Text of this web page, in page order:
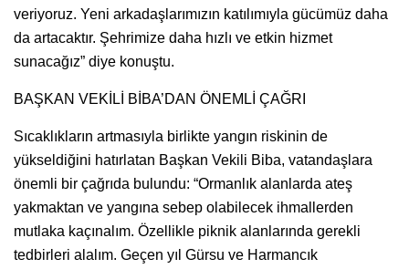
veriyoruz. Yeni arkadaşlarımızın katılımıyla gücümüz daha
da artacaktır. Şehrimize daha hızlı ve etkin hizmet
sunacağız” diye konuştu.
BAŞKAN VEKİLİ BİBA’DAN ÖNEMLİ ÇAĞRI
Sıcaklıkların artmasıyla birlikte yangın riskinin de
yükseldiğini hatırlatan Başkan Vekili Biba, vatandaşlara
önemli bir çağrıda bulundu: “Ormanlık alanlarda ateş
yakmaktan ve yangına sebep olabilecek ihmallerden
mutlaka kaçınalım. Özellikle piknik alanlarında gerekli
tedbirleri alalım. Geçen yıl Gürsu ve Harmancık